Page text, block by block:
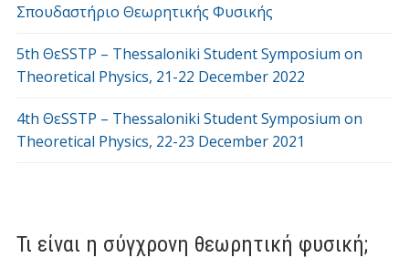
Σπουδαστήριο Θεωρητικής Φυσικής
5th ΘεSSTP – Thessaloniki Student Symposium on
Theoretical Physics, 21-22 December 2022
4th ΘεSSTP – Thessaloniki Student Symposium on
Theoretical Physics, 22-23 December 2021
Τι είναι η σύγχρονη θεωρητική φυσική;